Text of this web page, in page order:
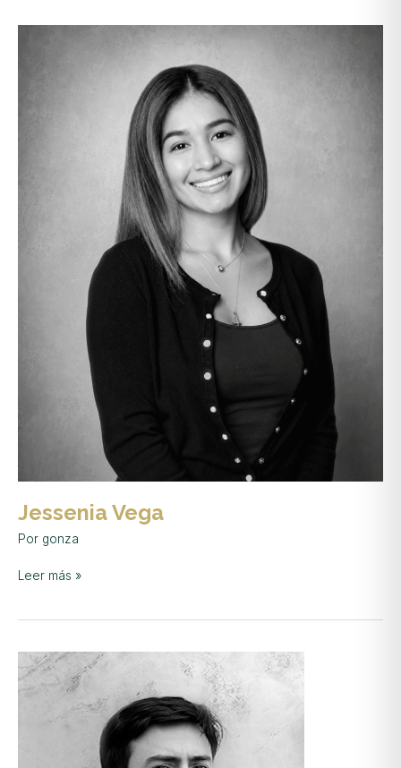
Jessenia Vega
Por gonza
Leer más »
Guillermo
Camacho